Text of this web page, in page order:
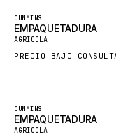
CARMIX
VALTRA
HYSTER
Destacado
CUMMINS
EMPAQUETADURA
AGRICOLA
PRECIO BAJO
Destacado
CUMMINS
EMPAQUETADURA
AGRICOLA